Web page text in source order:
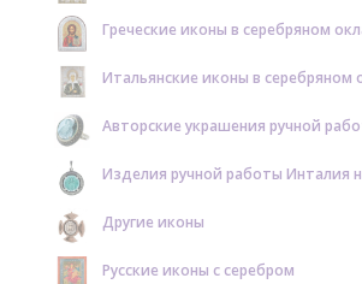
Греческие иконы в серебряном
Итальянские иконы в серебряном
Авторские украшения ручной
Изделия ручной работы Инталия
Другие иконы
Русские иконы с серебром